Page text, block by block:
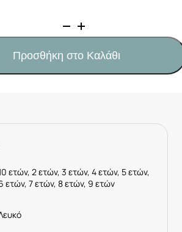
Προσθήκη στο Καλάθι
ετών, 2 ετών, 3 ετών, 4 ετών, 5 ετών,
ετών, 7 ετών, 8 ετών, 9 ετών